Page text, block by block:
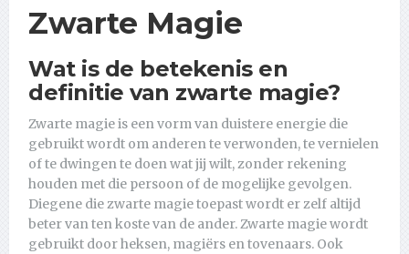
Zwarte Magie
Wat is de betekenis en
definitie van zwarte magie?
Zwarte magie is een vorm van duistere energie die
gebruikt wordt om anderen te verwonden, te vernielen
of te dwingen te doen wat jij wilt, zonder rekening
houden met die persoon of de mogelijke gevolgen.
Diegene die zwarte magie toepast wordt er zelf altijd
beter van ten koste van de ander. Zwarte magie wordt
gebruikt door heksen, magiërs en tovenaars. Ook